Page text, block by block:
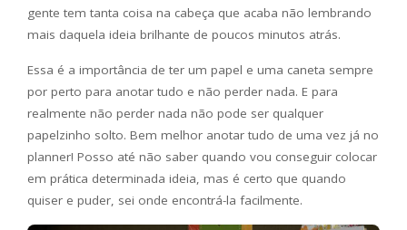
gente tem tanta coisa na cabeça que acaba não lembrando
mais daquela ideia brilhante de poucos minutos atrás.
Essa é a importância de ter um papel e uma caneta sempre
por perto para anotar tudo e não perder nada. E para
realmente não perder nada não pode ser qualquer
papelzinho solto. Bem melhor anotar tudo de uma vez já no
planner! Posso até não saber quando vou conseguir colocar
em prática determinada ideia, mas é certo que quando
quiser e puder, sei onde encontrá-la facilmente.